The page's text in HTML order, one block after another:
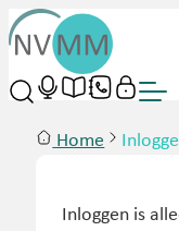
Home
Inloggen is